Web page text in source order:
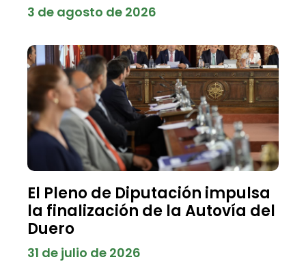
3 de agosto de 2026
El Pleno de Diputación impulsa
la finalización de la Autovía del
Duero
31 de julio de 2026